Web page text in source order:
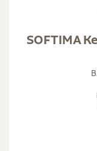
SOFTIMA